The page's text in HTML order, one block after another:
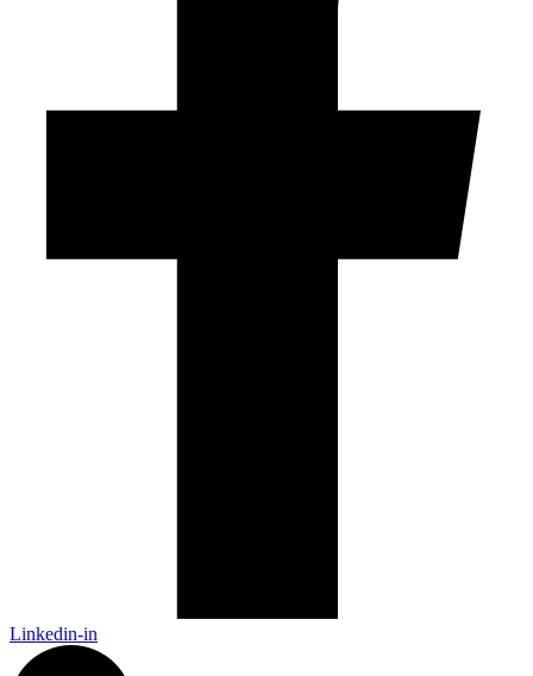
Linkedin-in